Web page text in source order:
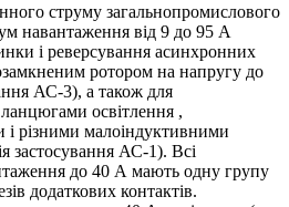
струму загальнопромислового
навантаження від 9 до 95 А
і реверсування асинхронних
ротором на напругу до
АС-3), а також для
освітлення ,
різними малоіндуктивними
застосування АС-1). Всі
до 40 А мають одну групу
додаткових контактів.